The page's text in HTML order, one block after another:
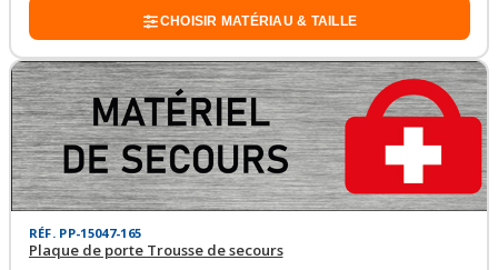
CHOISIR MATÉRIAU & TAILLE
RÉF. PP-15047-165
Plaque de porte Trousse de secours